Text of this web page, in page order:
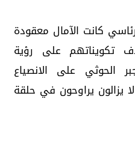
كانت الآمال معقودة
تكويناتهم على رؤية
الحوثي على الانصياع
يزالون يراوحون في حلقة